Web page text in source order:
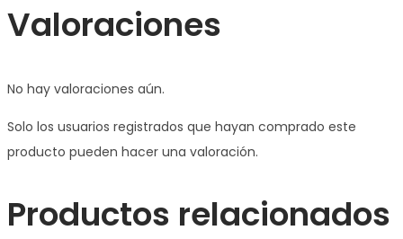
Valoraciones
No hay valoraciones aún.
Solo los usuarios registrados que hayan comprado este
producto pueden hacer una valoración.
Productos relacionados